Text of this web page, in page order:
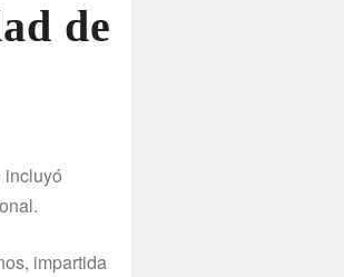
de
incluyó
impartida